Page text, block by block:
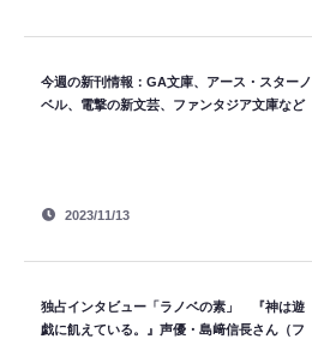
今週の新刊情報：GA文庫、アース・スターノ
ベル、電撃の新文芸、ファンタジア文庫など
2023/11/13
独占インタビュー「ラノベの素」 『神は遊
戯に飢えている。』声優・島﨑信長さん（フ